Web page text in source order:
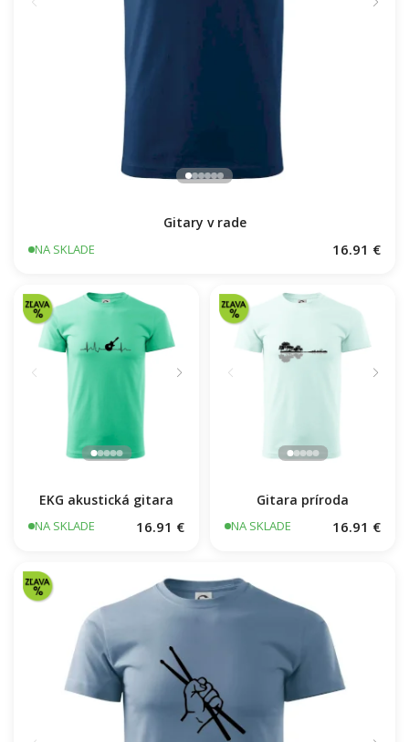
Gitary v rade
NA SKLADE 16.91 €
EKG akustická gitara
NA SKLADE 16.91 €
Gitara príroda
NA SKLADE 16.91 €